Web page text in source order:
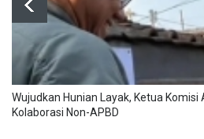
Wujudkan Hunian Layak, Ketua
Kolaborasi Non-APBD